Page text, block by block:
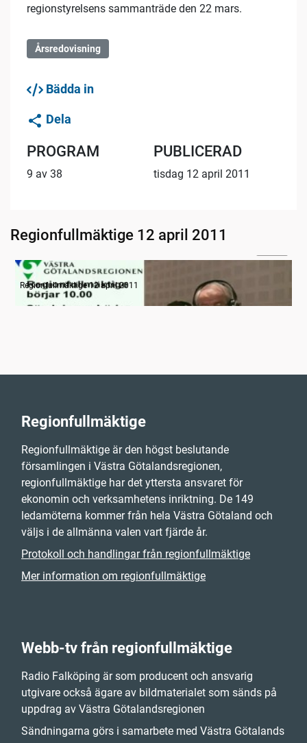
regionstyrelsens sammanträde den 22 mars.
Årsredovisning
Bädda in
Dela
PROGRAM
9 av 38
PUBLICERAD
tisdag 12 april 2011
Regionfullmäktige 12 april 2011
Radion informerar
Regionfullmäktige 12 april 2011
Regionfullmäktige
Regionfullmäktige är den högst beslutande
församlingen i Västra Götalandsregionen,
regionfullmäktige har det yttersta ansvaret för
ekonomin och verksamhetens inriktning. De 149
ledamöterna kommer från hela Västra Götaland och
väljs i de allmänna valen vart fjärde år.
Protokoll och handlingar från regionfullmäktige
Mer information om regionfullmäktige
Webb-tv från regionfullmäktige
Radio Falköping är som producent och ansvarig
utgivare också ägare av bildmaterialet som sänds på
uppdrag av Västra Götalandsregionen
Sändningarna görs i samarbete med Västra Götalands